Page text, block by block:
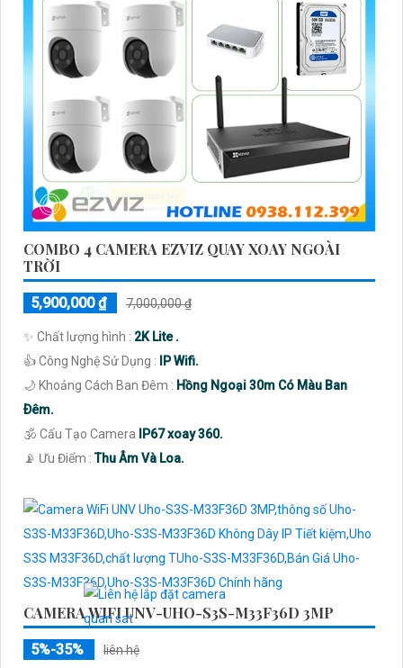
COMBO 4 CAMERA EZVIZ QUAY XOAY NGOÀI
TRỜI
5,900,000 ₫ 7,000,000 ₫
✨ Chất lượng hình : 2K Lite .
👍 Công Nghệ Sử Dụng :
IP Wifi.
🌙 Khoảng Cách Ban Đêm : Hồng Ngoại 30m Có Màu Ban
Ðêm.
🕉️ Cấu Tạo Camera
IP67 xoay 360.
️📡 Ưu Điểm :Thu Âm Và Loa.
CAMERA WIFI UNV-UHO-S3S-M33F36D 3MP
5%-35% liên hệ